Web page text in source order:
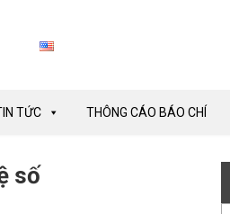
TỨC THÔNG CÁO BÁO CHÍ
số